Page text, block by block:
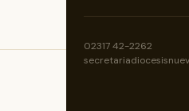
02317 42-2262